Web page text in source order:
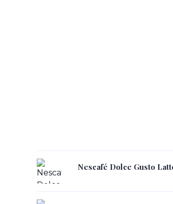
Nescafé Dolce Gusto